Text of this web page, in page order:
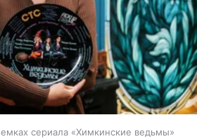
сериала «Химкинские ведьмы»